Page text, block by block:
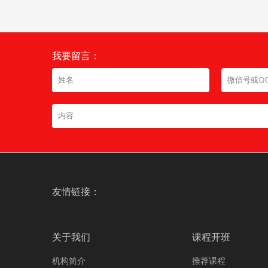
我要留言：
友情链接：
关于我们
机构简介
课程开班
推荐课程